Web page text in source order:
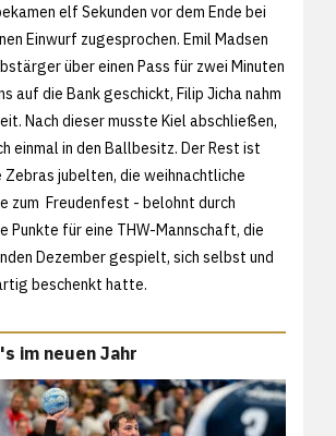
elf Sekunden vor dem Ende bei
Einwurf zugesprochen. Emil Madsen
über einen Pass für zwei Minuten
auf die Bank geschickt, Filip Jicha nahm
Nach dieser musste Kiel abschließen,
einmal in den Ballbesitz. Der Rest ist
Zebras jubelten, die weihnachtliche
zum Freudenfest - belohnt durch
Punkte für eine THW-Mannschaft, die
Dezember gespielt, sich selbst und
beschenkt hatte.
im neuen Jahr